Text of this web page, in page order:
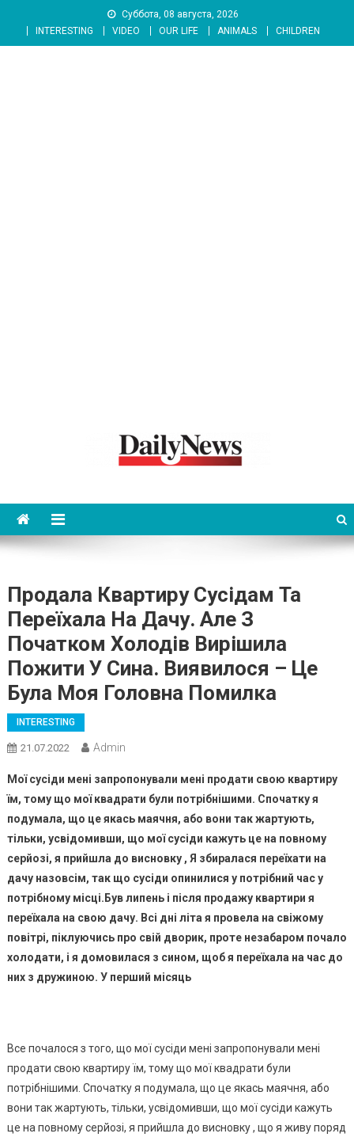
content
Суббота, 08 августа, 2026
INTERESTING
VIDEO OUR LIFE ANIMALS CHILDREN
Продала Квартиру Сусідам Та
Переїхала На Дачу. Але З
Початком Холодів Вирішила
Пожити У Сина. Виявилося – Це
Була Моя Головна Помилка
INTERESTING
21.07.2022 Admin
Мої сусіди мені запропонували мені продати свою квартиру
їм, тому що мої квадрати були потрібнішими. Спочатку я
подумала, що це якась маячня, або вони так жартують,
тільки, усвідомивши, що мої сусіди кажуть це на повному
серйозі, я прийшла до висновку , Я збиралася переїхати на
дачу назовсім, так що сусіди опинилися у потрібний час у
потрібному місці.Був липень і після продажу квартири я
переїхала на свою дачу. Всі дні літа я провела на свіжому
повітрі, піклуючись про свій дворик, проте незабаром почало
холодати, і я домовилася з сином, щоб я переїхала на час до
них з дружиною. У перший місяць
Все почалося з того, що мої сусіди мені запропонували мені
продати свою квартиру їм, тому що мої квадрати були
потрібнішими. Спочатку я подумала, що це якась маячня, або
вони так жартують, тільки, усвідомивши, що мої сусіди кажуть
це на повному серйозі, я прийшла до висновку , що я живу поряд